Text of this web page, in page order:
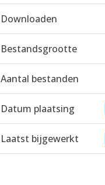
Downloaden
Bestandsgrootte
Aantal bestanden
Datum plaatsing
Laatst bijgewerkt